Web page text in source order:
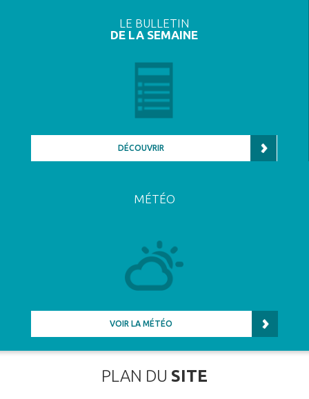
LE BULLETIN
DE LA SEMAINE
DÉCOUVRIR
MÉTÉO
VOIR LA MÉTÉO
PLAN DU SITE